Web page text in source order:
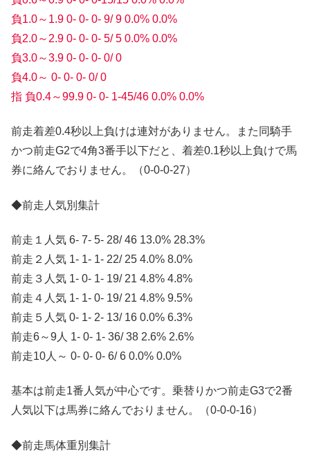
負1.0～1.9 0- 0- 0- 9/ 9 0.0% 0.0%
負2.0～2.9 0- 0- 0- 5/ 5 0.0% 0.0%
負3.0～3.9 0- 0- 0- 0/ 0
負4.0～ 0- 0- 0- 0/ 0
指 負0.4～99.9 0- 0- 1-45/46 0.0% 0.0%
前走着差0.4秒以上負けは連対がありません。また同騎手
かつ前走G2で4角3番手以下だと、着差0.1秒以上負けで馬
券に絡んでおりません。（0-0-0-27）
◆前走人気別集計
前走１人気 6- 7- 5- 28/ 46 13.0% 28.3%
前走２人気 1- 1- 1- 22/ 25 4.0% 8.0%
前走３人気 1- 0- 1- 19/ 21 4.8% 4.8%
前走４人気 1- 1- 0- 19/ 21 4.8% 9.5%
前走５人気 0- 1- 2- 13/ 16 0.0% 6.3%
前走6～9人 1- 0- 1- 36/ 38 2.6% 2.6%
前走10人～ 0- 0- 0- 6/ 6 0.0% 0.0%
基本は前走1番人気が中心です。乗替りかつ前走G3で2番
人気以下は馬券に絡んでおりません。（0-0-0-16）
◆前走馬体重別集計